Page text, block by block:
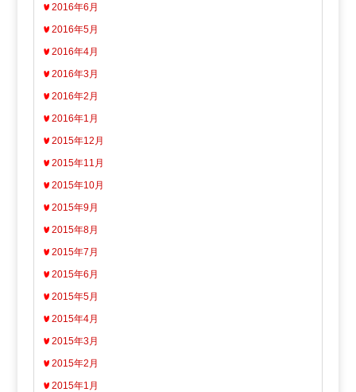
2016年6月
2016年5月
2016年4月
2016年3月
2016年2月
2016年1月
2015年12月
2015年11月
2015年10月
2015年9月
2015年8月
2015年7月
2015年6月
2015年5月
2015年4月
2015年3月
2015年2月
2015年1月